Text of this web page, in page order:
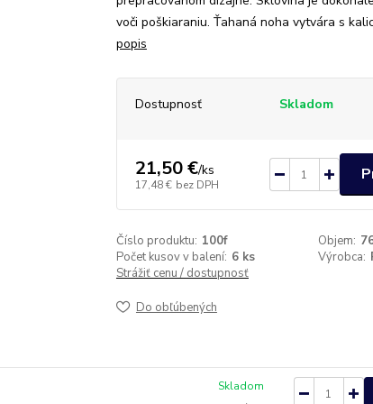
voči poškiaraniu. Ťahaná noha vytvára s
popis
Dostupnosť Skladom
21,50 €/ks
17,48 € bez DPH
Číslo produktu: 100f Objem:
Počet kusov v balení: 6 ks Výrobca:
Strážiť cenu / dostupnosť
Do obľúbených
Skladom